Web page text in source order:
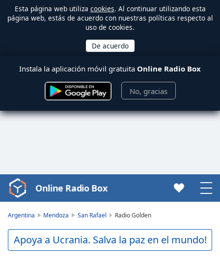
Esta página web utiliza cookies. Al continuar utilizando esta
página web, estás de acuerdo con nuestras políticas respecto al
uso de cookies.
Instala la aplicación móvil gratuita Online Radio Box
No, gracias
Video
Player
Play
Video
Online Radio Box
Argentina Mendoza San Rafael Radio Golden
Apoya a Ucrania. Salva la paz en el mundo!